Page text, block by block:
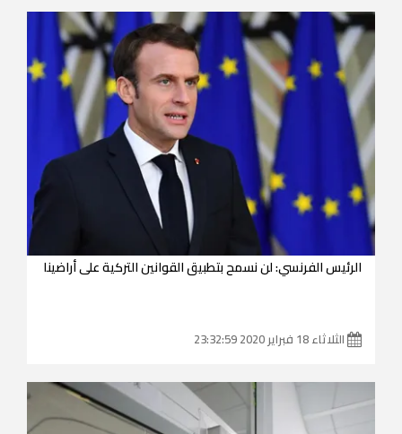
الرئيس الفرنسي: لن نسمح بتطبيق القوانين التركية على أراضينا
الثلاثاء 18 فبراير 2020 23:32:59